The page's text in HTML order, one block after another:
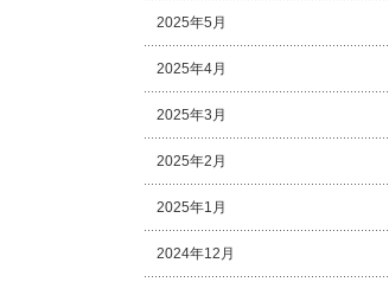
2025年5月
2025年4月
2025年3月
2025年2月
2025年1月
2024年12月